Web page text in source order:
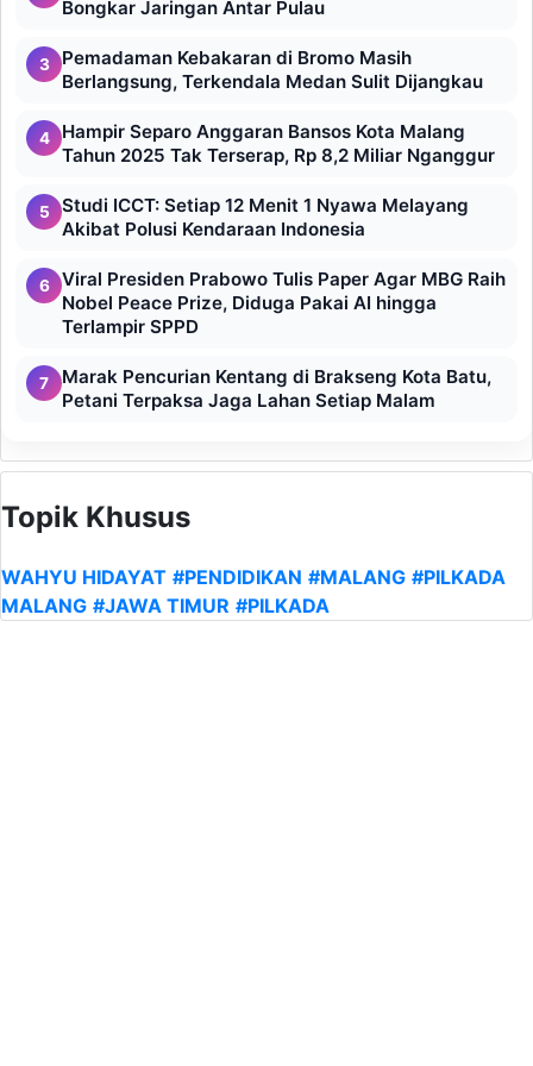
Bongkar Jaringan Antar Pulau
3
Pemadaman Kebakaran di Bromo Masih
Berlangsung, Terkendala Medan Sulit Dijangkau
4
Hampir Separo Anggaran Bansos Kota Malang
Tahun 2025 Tak Terserap, Rp 8,2 Miliar Nganggur
5
Studi ICCT: Setiap 12 Menit 1 Nyawa Melayang
Akibat Polusi Kendaraan Indonesia
6
Viral Presiden Prabowo Tulis Paper Agar MBG Raih
Nobel Peace Prize, Diduga Pakai AI hingga
Terlampir SPPD
7
Marak Pencurian Kentang di Brakseng Kota Batu,
Petani Terpaksa Jaga Lahan Setiap Malam
Topik Khusus
WAHYU HIDAYAT #PENDIDIKAN #MALANG #PILKADA
MALANG #JAWA TIMUR #PILKADA